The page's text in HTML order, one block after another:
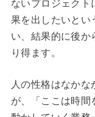
ないプロジェクト
果を出したいとい
い、結果的に後か
り得ます。
人の性格はなか
が、「ここは時間